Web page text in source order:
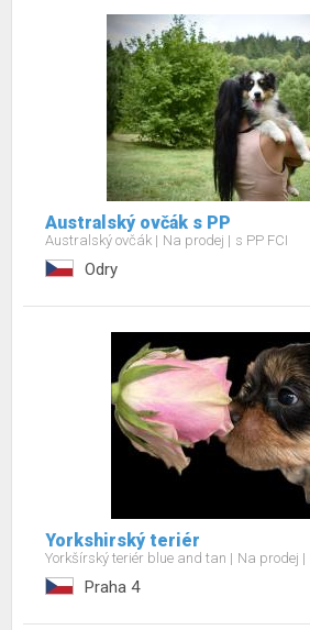
Australský ovčák s PP
Australský ovčák Na prodej s PP FCI
Odry
Yorkshirský teriér
Yorkšírský teriér blue and tan Na prodej
Praha 4